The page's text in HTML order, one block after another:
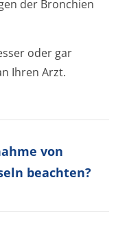
der Bronchien
oder gar
Ihren Arzt.
von
beachten?